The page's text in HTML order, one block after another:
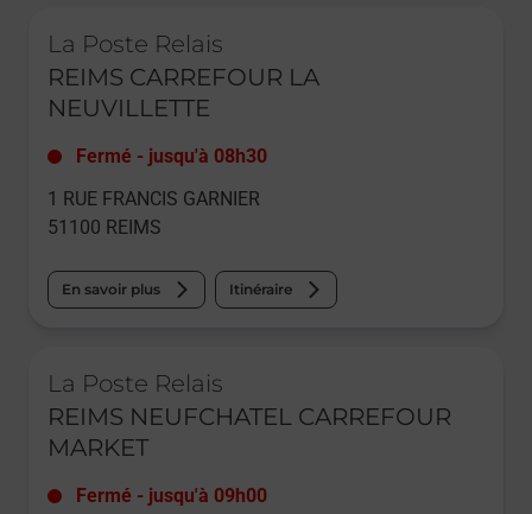
La Poste Relais
REIMS CARREFOUR LA
NEUVILLETTE
Fermé - jusqu'à 08h30
1 RUE FRANCIS GARNIER
51100 REIMS
En savoir plus Itinéraire
La Poste Relais
REIMS NEUFCHATEL CARREFOUR
MARKET
Fermé - jusqu'à 09h00